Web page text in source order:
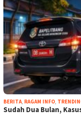
BERITA, RAGAM INFO,
Sudah Dua Bulan,